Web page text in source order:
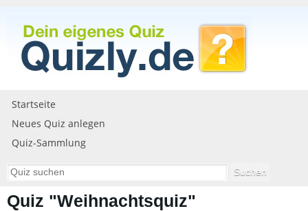
Startseite
Neues Quiz anlegen
Quiz-Sammlung
Quiz "Weihnachtsquiz"